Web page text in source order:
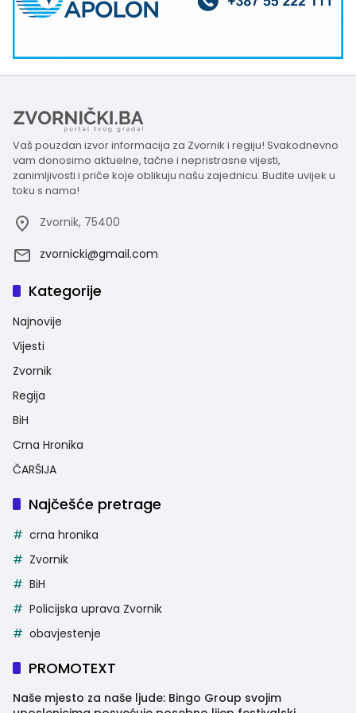
Vaš pouzdan izvor informacija za Zvornik i regiju! Svakodnevno
vam donosimo aktuelne, tačne i nepristrasne vijesti,
zanimljivosti i priče koje oblikuju našu zajednicu. Budite uvijek u
toku s nama!
Zvornik, 75400
zvornicki@gmail.com
Kategorije
Najnovije
Vijesti
Zvornik
Regija
BiH
Crna Hronika
ČARŠIJA
Najčešće pretrage
crna hronika
Zvornik
BiH
Policijska uprava Zvornik
obavjestenje
PROMOTEXT
Naše mjesto za naše ljude: Bingo Group svojim